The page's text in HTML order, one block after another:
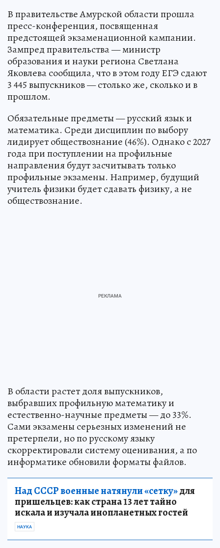
В правительстве Амурской области прошла
пресс-конференция, посвященная
предстоящей экзаменационной кампании.
Зампред правительства — министр
образования и науки региона Светлана
Яковлева сообщила, что в этом году ЕГЭ сдают
3 445 выпускников — столько же, сколько и в
прошлом.
Обязательные предметы — русский язык и
математика. Среди дисциплин по выбору
лидирует обществознание (46%). Однако с 2027
года при поступлении на профильные
направления будут засчитывать только
профильные экзамены. Например, будущий
учитель физики будет сдавать физику, а не
обществознание.
В области растет доля выпускников,
выбравших профильную математику и
естественно-научные предметы — до 33%.
Сами экзамены серьезных изменений не
претерпели, но по русскому языку
скорректировали систему оценивания, а по
информатике обновили форматы файлов.
Над СССР военные натянули «сетку»для
пришельцев: как страна 13 лет тайно
искала и изучала инопланетных гостей
НАУКА